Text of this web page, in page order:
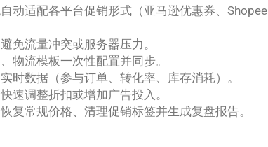
动适配各平台促销形式（亚马逊优惠券、Shopee
免流量冲突或服务器压力。
物流模板一次性配置并同步。
时数据（参与订单、转化率、库存消耗）。
速调整折扣或增加广告投入。
复常规价格、清理促销标签并生成复盘报告。